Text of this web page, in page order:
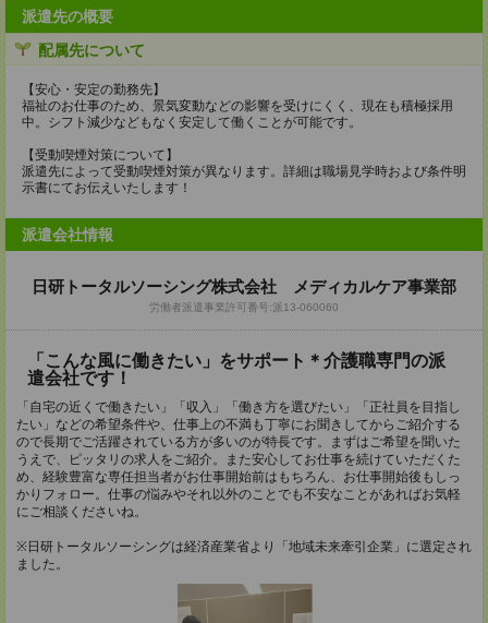
派遣先の概要
配属先について
【安心・安定の勤務先】
福祉のお仕事のため、景気変動などの影響を受けにくく、現在も積極採用
中。シフト減少などもなく安定して働くことが可能です。
【受動喫煙対策について】
派遣先によって受動喫煙対策が異なります。詳細は職場見学時および条件明
示書にてお伝えいたします！
派遣会社情報
日研トータルソーシング株式会社 メディカルケア事業部
労働者派遣事業許可番号:派13-060060
「こんな風に働きたい」をサポート＊介護職専門の派
遣会社です！
「自宅の近くで働きたい」「収入」「働き方を選びたい」「正社員を目指し
たい」などの希望条件や、仕事上の不満も丁寧にお聞きしてからご紹介する
ので長期でご活躍されている方が多いのが特長です。まずはご希望を聞いた
うえで、ピッタリの求人をご紹介。また安心してお仕事を続けていただくた
め、経験豊富な専任担当者がお仕事開始前はもちろん、お仕事開始後もしっ
かりフォロー。仕事の悩みやそれ以外のことでも不安なことがあればお気軽
にご相談くださいね。
※日研トータルソーシングは経済産業省より「地域未来牽引企業」に選定され
ました。